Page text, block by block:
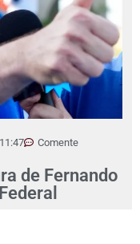
11:47 Comente
de Fernando